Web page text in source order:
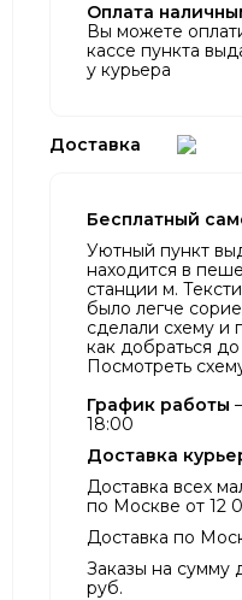
Оплата
Вы можете
кассе пункта
у курьера
Доставка
Бесплатный
Уютный пункт
находится в
станции м.
было легче
сделали схему и
как добраться
Посмотреть
График работы
18:00
Доставка
Доставка всех
по Москве от
Доставка по
Заказы на сумму
руб.